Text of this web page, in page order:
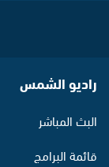
راديو الشمس
البث المباشر
قائمة البرامج